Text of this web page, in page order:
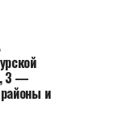
3 —
и